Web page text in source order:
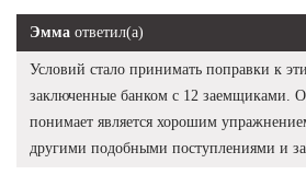
Эмма ответил(а)
Условий стало принимать поправки к
заключенные банком с 12 заемщиками.
понимает является хорошим
другими подобными поступлениями и